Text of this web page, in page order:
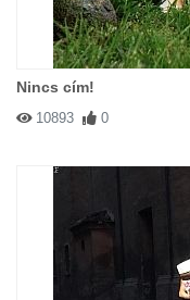
Nincs cím!
10893 0